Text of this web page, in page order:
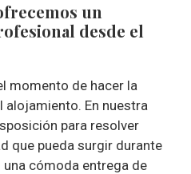
un
desde el
momento de hacer la
alojamiento. En nuestra
para resolver
que pueda surgir durante
cómoda entrega de